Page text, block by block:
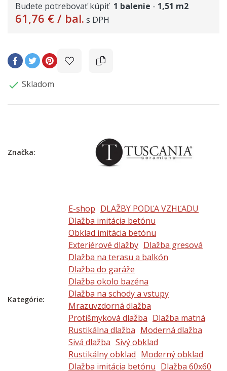
Budete potrebovať kúpiť 1 balenie - 1,51 m2
61,76 € / bal. s DPH
 Skladom
Značka:
Kategórie:
E-shop DLAŽBY PODĽA VZHĽADU
Dlažba imitácia betónu
Obklad imitácia betónu
Exteriérové dlažby Dlažba gresová
Dlažba na terasu a balkón
Dlažba do garáže
Dlažba okolo bazéna
Dlažba na schody a vstupy
Mrazuvzdorná dlažba
Protišmyková dlažba Dlažba matná
Rustikálna dlažba Moderná dlažba
Sivá dlažba Sivý obklad
Rustikálny obklad Moderný obklad
Dlažba imitácia betónu Dlažba 60x60